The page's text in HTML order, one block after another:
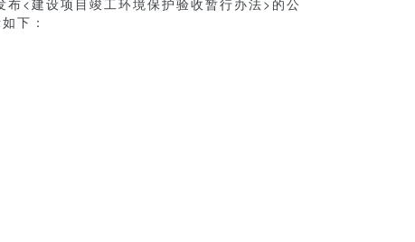
<建设项目竣工环境保护验收暂行办法>的公
下：